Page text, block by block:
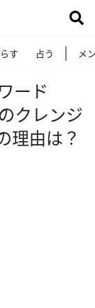
す 占う メ
ード
クレンジ
理由は？